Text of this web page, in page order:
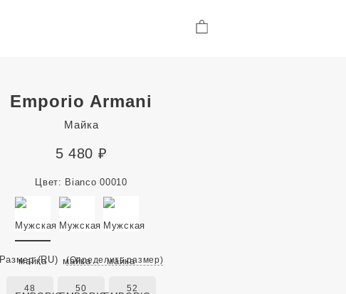
Emporio Armani
Майка
5 480 ₽
Цвет: Bianco 00010
Размер(RU) (Определить размер)
48 50 52